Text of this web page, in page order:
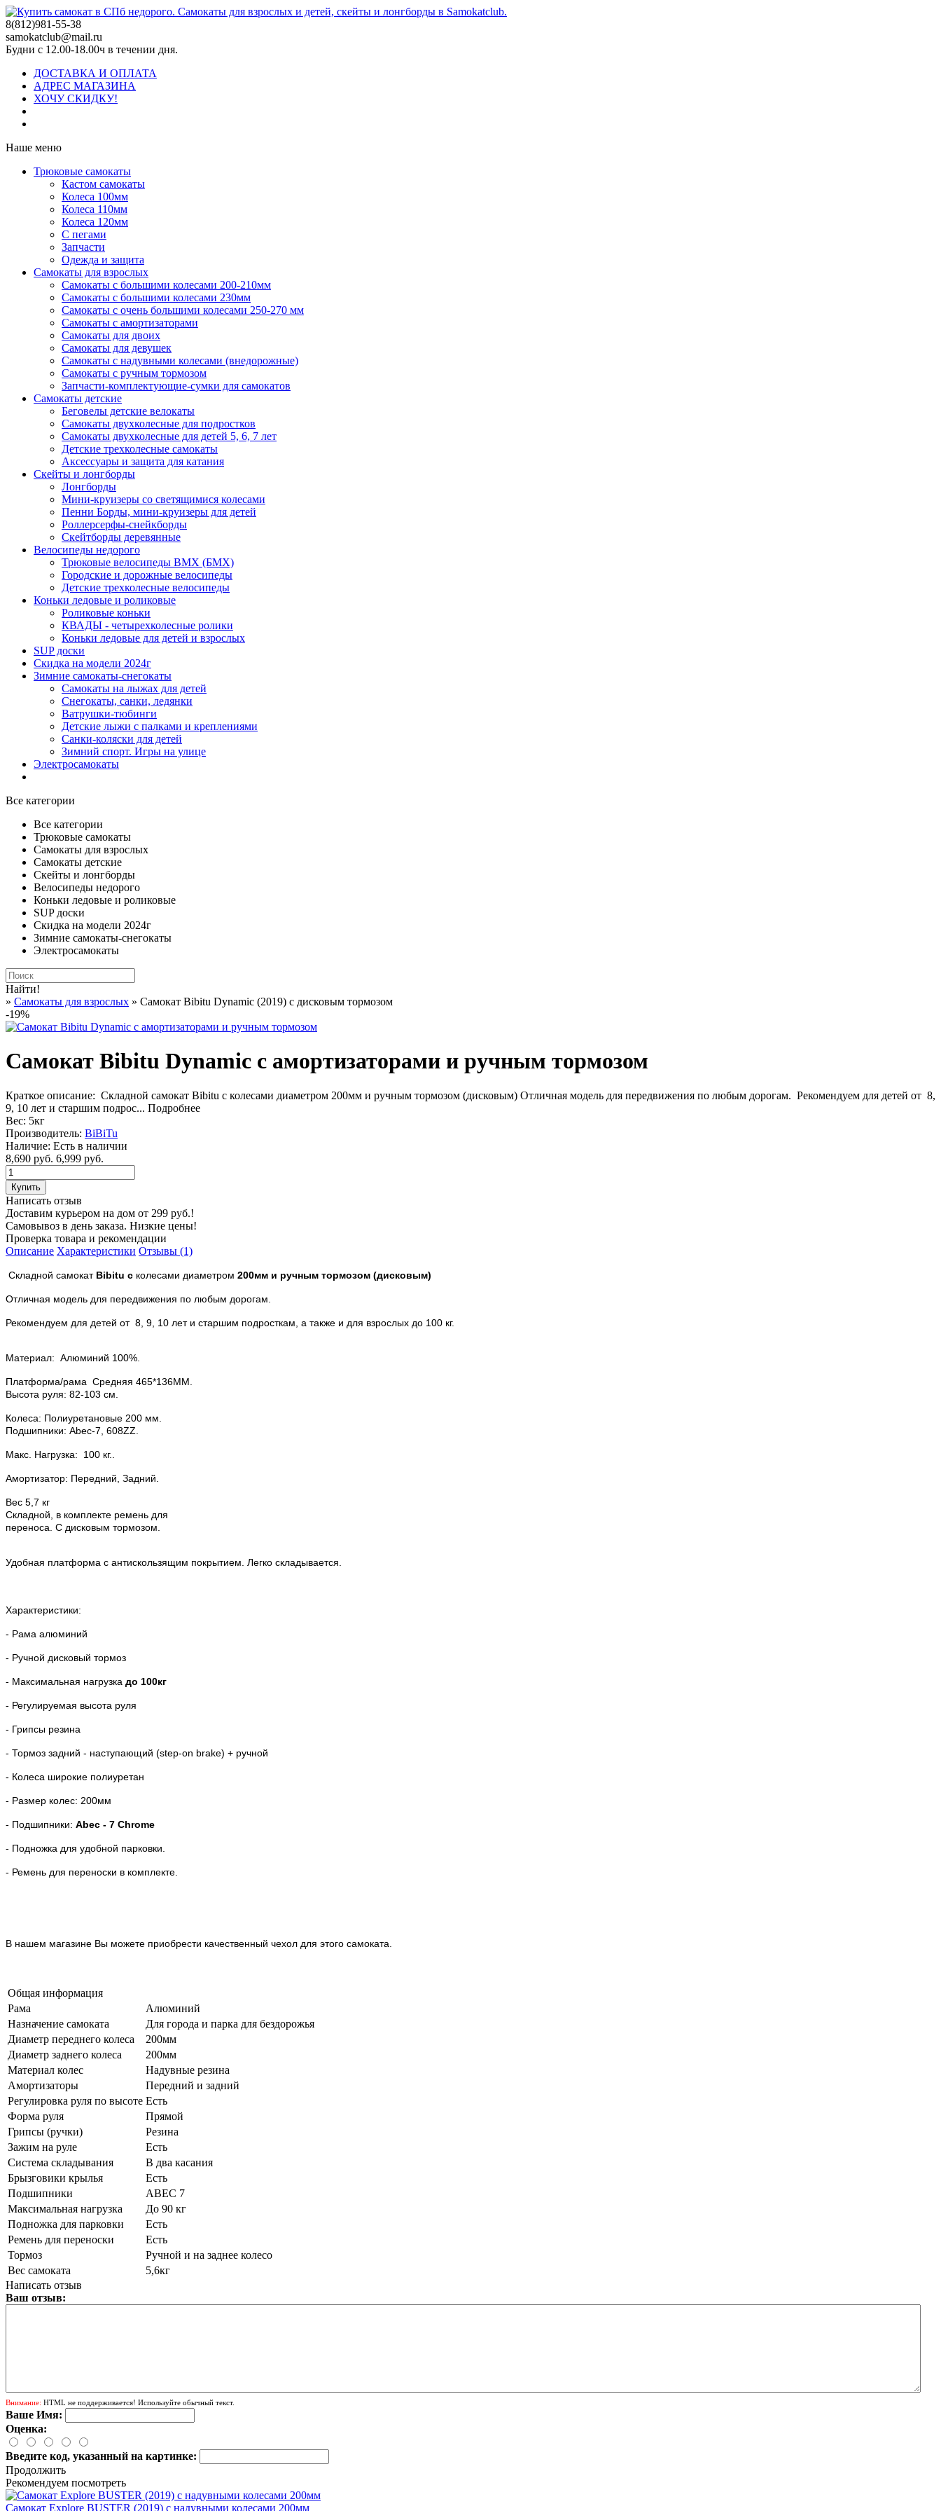
8(812)981-55-38
samokatclub@mail.ru
Будни с 12.00-18.00ч в течении дня.
ДОСТАВКА И ОПЛАТА
АДРЕС МАГАЗИНА
ХОЧУ СКИДКУ!
Наше меню
Трюковые самокаты
Кастом самокаты
Колеса 100мм
Колеса 110мм
Колеса 120мм
С пегами
Запчасти
Одежда и защита
Самокаты для взрослых
Самокаты с большими колесами 200-210мм
Самокаты с большими колесами 230мм
Самокаты с очень большими колесами 250-270 мм
Самокаты с амортизаторами
Самокаты для двоих
Самокаты для девушек
Самокаты с надувными колесами (внедорожные)
Самокаты с ручным тормозом
Запчасти-комплектующие-сумки для самокатов
Самокаты детские
Беговелы детские велокаты
Самокаты двухколесные для подростков
Самокаты двухколесные для детей 5, 6, 7 лет
Детские трехколесные самокаты
Аксессуары и защита для катания
Cкейты и лонгборды
Лонгборды
Мини-круизеры со светящимися колесами
Пенни Борды, мини-круизеры для детей
Роллерсерфы-снейкборды
Скейтборды деревянные
Велосипеды недорого
Трюковые велосипеды BMX (БМХ)
Городские и дорожные велосипеды
Детские трехколесные велосипеды
Коньки ледовые и роликовые
Роликовые коньки
КВАДЫ - четырехколесные ролики
Коньки ледовые для детей и взрослых
SUP доски
Скидка на модели 2024г
Зимние самокаты-снегокаты
Самокаты на лыжах для детей
Снегокаты, санки, ледянки
Ватрушки-тюбинги
Детские лыжи с палками и креплениями
Санки-коляски для детей
Зимний спорт. Игры на улице
Электросамокаты
Все категории
Все категории
Трюковые самокаты
Самокаты для взрослых
Самокаты детские
Cкейты и лонгборды
Велосипеды недорого
Коньки ледовые и роликовые
SUP доски
Скидка на модели 2024г
Зимние самокаты-снегокаты
Электросамокаты
Найти!
» Самокаты для взрослых » Самокат Bibitu Dynamic (2019) с дисковым тормозом
-19%
Самокат Bibitu Dynamic с амортизаторами и ручным тормозом
Краткое описание: Складной самокат Bibitu с колесами диаметром 200мм и ручным тормозом (дисковым) Отличная модель для передвижения по любым дорогам. Рекомендуем для детей от 8,
9, 10 лет и старшим подрос... Подробнее
Вес: 5кг
Производитель: BiBiTu
Наличие: Есть в наличии
8,690 руб. 6,999 руб.
Написать отзыв
Доставим курьером на дом от 299 руб.!
Самовывоз в день заказа. Низкие цены!
Проверка товара и рекомендации
Описание Характеристики Отзывы (1)
Складной самокат Bibitu с колесами диаметром 200мм и ручным тормозом (дисковым)
Отличная модель для передвижения по любым дорогам.
Рекомендуем для детей от 8, 9, 10 лет и старшим подросткам, а также и для взрослых до 100 кг.
Материал: Алюминий 100%.
Платформа/рама Средняя 465*136MM.
Высота руля: 82-103 см.
Колеса: Полиуретановые 200 мм.
Подшипники: Abec-7, 608ZZ.
Макс. Нагрузка: 100 кг..
Амортизатор: Передний, Задний.
Вес 5,7 кг
Cкладной, в комплекте ремень для
переноса. С дисковым тормозом.
Удобная платформа с антискользящим покрытием. Легко складывается.
Характеристики:
- Рама алюминий
- Ручной дисковый тормоз
- Максимальная нагрузка до 100кг
- Регулируемая высота руля
- Грипсы резина
- Тормоз задний - наступающий (step-on brake) + ручной
- Колеса широкие полиуретан
- Размер колес: 200мм
- Подшипники: Abec - 7 Chrome
- Подножка для удобной парковки.
- Ремень для переноски в комплекте.
В нашем магазине Вы можете приобрести качественный чехол для этого самоката.
Общая информация
Рама
Алюминий
Назначение самоката
Для города и парка для бездорожья
Диаметр переднего колеса
200мм
Диаметр заднего колеса
200мм
Материал колес
Надувные резина
Амортизаторы
Передний и задний
Регулировка руля по высоте Есть
Форма руля
Прямой
Грипсы (ручки)
Резина
Зажим на руле
Есть
Система складывания
В два касания
Брызговики крылья
Есть
Подшипники
ABEC 7
Максимальная нагрузка
До 90 кг
Подножка для парковки
Есть
Ремень для переноски
Есть
Тормоз
Ручной и на заднее колесо
Вес самоката
5,6кг
Написать отзыв
Ваш отзыв:
Внимание: HTML не поддерживается! Используйте обычный текст.
Ваше Имя:
Оценка:
Введите код, указанный на картинке:
Продолжить
Рекомендуем посмотреть
Самокат Explore BUSTER (2019) с надувными колесами 200мм